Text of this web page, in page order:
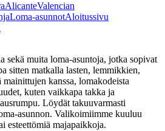
AlicanteValencian
Loma-asunnotAloitussivu
sekä muita loma-asuntoja, jotka sopivat
sitten matkalla lasten, lemmikkien,
kanssa, lomakodeista
kuten vaikkapa takka ja
Löydät takuuvarmasti
asunnon. Valikoimiimme kuuluu
esteettömiä majapaikkoja.